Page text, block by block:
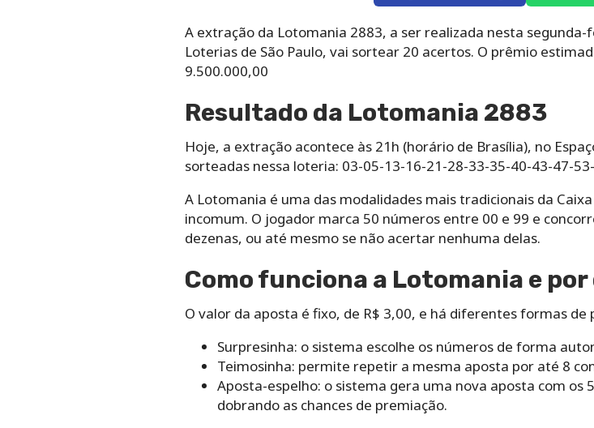
A extração da Lotomania 2883, a ser realizada nesta
Loterias de São Paulo, vai sortear 20 acertos. O prêmio
9.500.000,00
Resultado da Lotomania 2883
Hoje, a extração acontece às 21h (horário de Brasília), no
sorteadas nessa loteria: 03-05-13-16-21-28-33-35-40-43-47-
A Lotomania é uma das modalidades mais tradicionais da
incomum. O jogador marca 50 números entre 00 e 99 e
dezenas, ou até mesmo se não acertar nenhuma delas.
Como funciona a Lotomania e
O valor da aposta é fixo, de R$ 3,00, e há diferentes formas de
Surpresinha: o sistema escolhe os números de forma
Teimosinha: permite repetir a mesma aposta por até 8
Aposta-espelho: o sistema gera uma nova aposta com os
dobrando as chances de premiação.